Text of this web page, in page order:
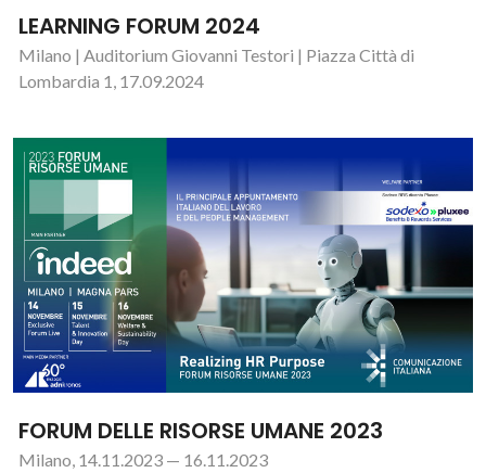
LEARNING FORUM 2024
Milano | Auditorium Giovanni Testori | Piazza Città di
Lombardia 1, 17.09.2024
FORUM DELLE RISORSE UMANE 2023
Milano, 14.11.2023 — 16.11.2023